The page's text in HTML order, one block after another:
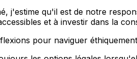
j'estime qu'il est de notre
et à investir dans la
pour naviguer